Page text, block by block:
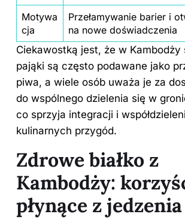
Motywa
cja
Przełamywanie barier i
na nowe doświadczenia
Ciekawostką jest, że w Kambodży
pająki są często podawane jako
piwa, a wiele osób uważa je za
do wspólnego dzielenia się w
co sprzyja integracji i
kulinarnych przygód.
Zdrowe białko z
Kambodży:
płynące z jedzenia